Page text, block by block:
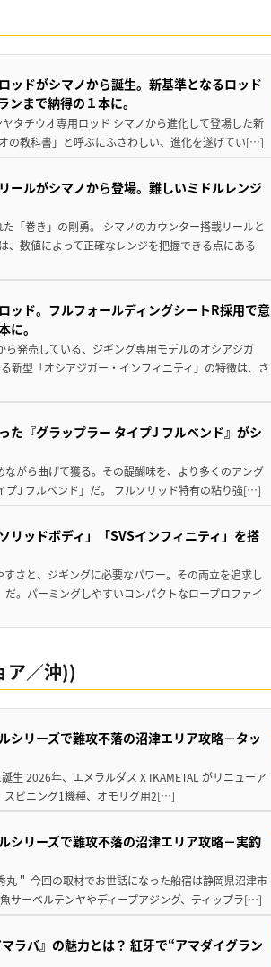
ッドがシマノから誕生。新基準となるロッド
まで納得の１本に。
タチウオ専用ロッド シマノから進化して登場した新
の教科書」と呼ぶにふさわしい、進化を遂げてい[…]
ールがシマノから登場。難しいミドルレンジ
「巻き」の剛勇。 シマノのカウンター搭載リールと
、数値によって正確なレンジを把握できる点にある
ッド。フルフォールディングシートR採用で意
に。
発売している、ジギング専用モデルのオシアジガ
新型「オシアジガー・インフィニティ」の特徴は、さ
た『グラップラー タイプJ フルベンド』がシ
がら曲げて獲る。その醍醐味を、より多くのアング
プJ フルベンド」だ。 フルソリッド特有の粘り強[…]
リッドボディ」「SVSインフィニティ」を搭
さと、ジギングに必要なパワー。その両立を追求し
。パーミングしやすいコンパクトなロープロファイ
ア／沖))
リーズで難攻不落の沼津エリア攻略－タッ
生 2026年、エメラルダス X IKAMETAL がリニューア
スピニング1機種、オモリグ用2[…]
シリーズで難攻不落の沼津エリア攻略－実釣
＂ 今回の取材でお世話になった船宿は静岡県沼津市
サーベルテンヤやディープアジング、ティップラ[…]
ラバ』の魅力とは？ 紅牙で“アマダイグラン